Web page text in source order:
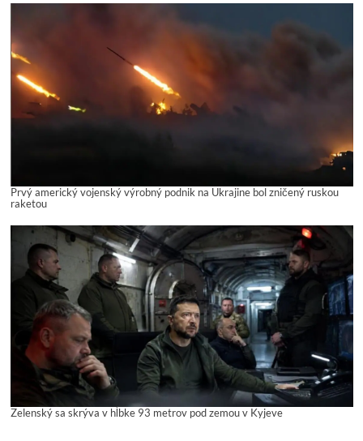
Prvý americký vojenský výrobný podnik na Ukrajine bol zničený ruskou
raketou
Zelenský sa skrýva v hĺbke 93 metrov pod zemou v Kyjeve